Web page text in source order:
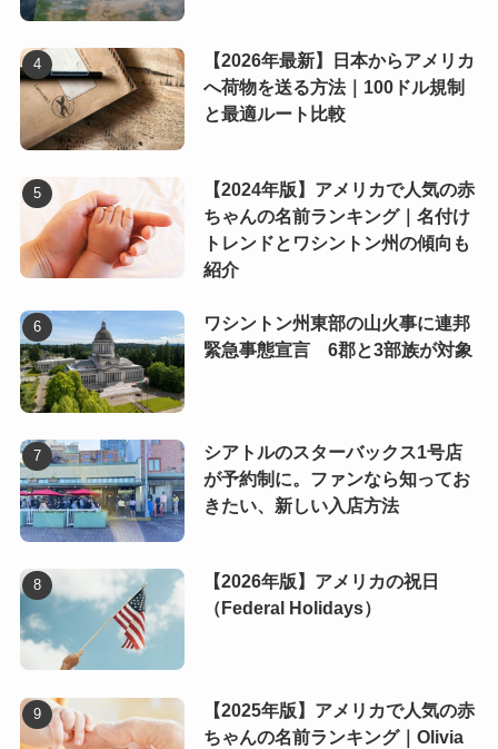
【2026年最新】日本からアメリカ
へ荷物を送る方法｜100ドル規制
と最適ルート比較
【2024年版】アメリカで人気の赤
ちゃんの名前ランキング｜名付け
トレンドとワシントン州の傾向も
紹介
ワシントン州東部の山火事に連邦
緊急事態宣言 6郡と3部族が対象
シアトルのスターバックス1号店
が予約制に。ファンなら知ってお
きたい、新しい入店方法
【2026年版】アメリカの祝日
（Federal Holidays）
【2025年版】アメリカで人気の赤
ちゃんの名前ランキング｜Olivia